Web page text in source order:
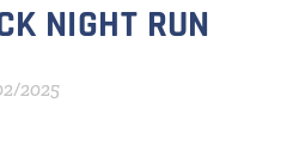
NIGHT RUN
2025